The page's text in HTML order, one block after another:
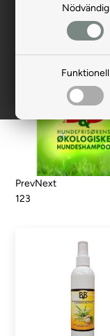
Nödvändig
Funktionell
PrevNext
123